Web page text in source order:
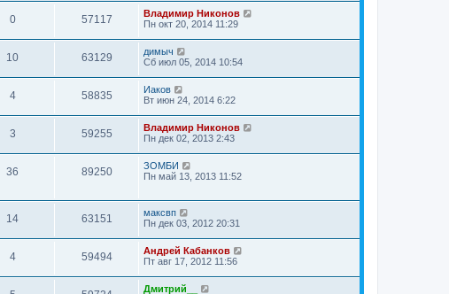
0 57117
Владимир Никонов
Пн окт 20, 2014 11:29
10 63129
димыч
Сб июл 05, 2014 10:54
4 58835
Иаков
Вт июн 24, 2014 6:22
3 59255
Владимир Никонов
Пн дек 02, 2013 2:43
36 89250
ЗОМБИ
Пн май 13, 2013 11:52
14 63151
максвп
Пн дек 03, 2012 20:31
4 59494
Андрей Кабанков
Пт авг 17, 2012 11:56
Дмитрий__